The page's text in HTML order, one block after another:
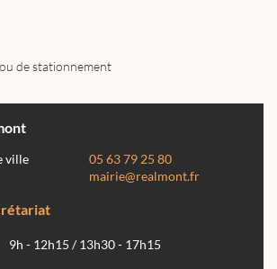
de stationnement
ville
05 63 79 25 80
mairie@realmont.fr
9h - 12h15 / 13h30 - 17h15